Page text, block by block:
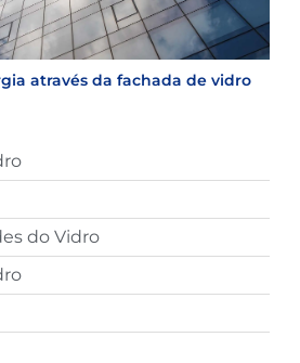
através da fachada de vidro
do Vidro